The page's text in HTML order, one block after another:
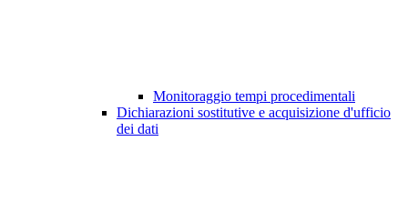
Monitoraggio tempi procedimentali
Dichiarazioni sostitutive e acquisizione d'ufficio
dei dati